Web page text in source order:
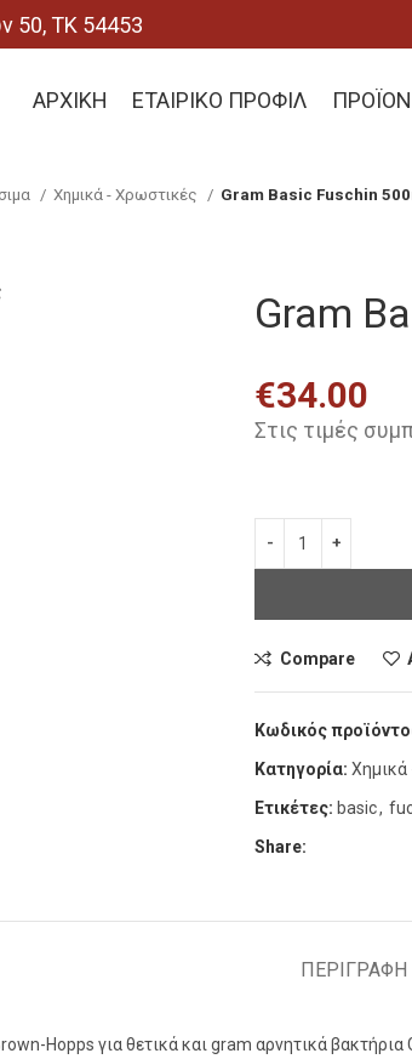
50, ΤΚ 54453
ΑΡΧΙΚΗ ΕΤΑΙΡΙΚΟ ΠΡΟΦΙΛ
Χημικά - Χρωστικές Gram Basic Fuschin
Gram
€34.00
Στις τιμές
Compare
Κωδικός
Κατηγορία:
Ετικέτες: basic,
Share:
ΠΕΡΙΓΡΑΦΗ
Hopps για θετικά και gram αρνητικά βακτήρια